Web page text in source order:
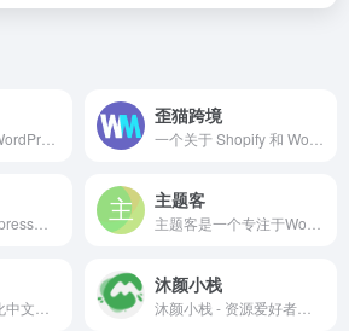
歪猫跨境
主题客
沐颜小栈